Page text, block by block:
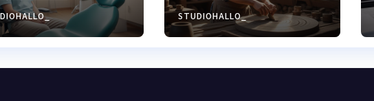
STUDIOHALLO_